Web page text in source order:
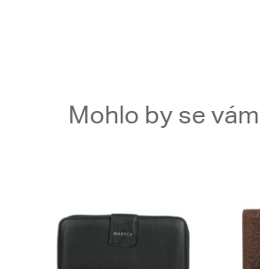
Mohlo by se